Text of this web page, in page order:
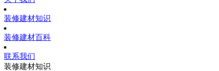
装修建材知识
装修建材百科
联系我们
装修建材知识